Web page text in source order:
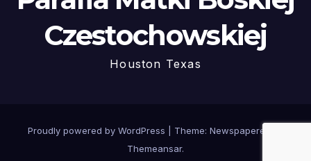
Czestochowskiej
Houston Texas
Proudly powered by WordPress
Theme: Newspaperex by
Themeansar.